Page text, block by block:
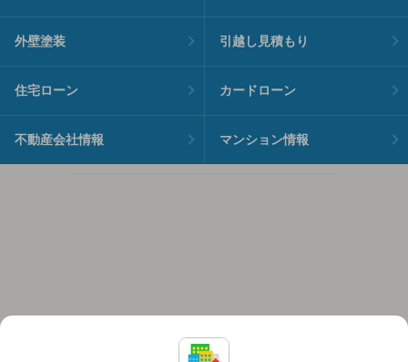
外壁塗装 引越し見積もり
住宅ローン カードローン
不動産会社情報 マンション情報